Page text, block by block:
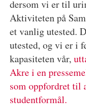
dersom vi er til
Aktiviteten på
et vanlig utested.
utested, og vi er i
kapasiteten vår,
Akre i en
som oppfordret til
studentformål.